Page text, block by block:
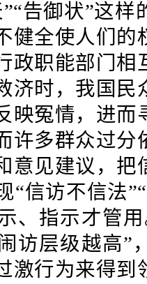
告御状”这样
健全使人们的
政职能部门相
济时，我国民
映冤情，进而
许多群众过分
意见建议，把
“信访不信法
、指示才管
访层级越高”
激行为来得到